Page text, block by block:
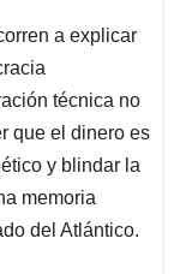
a explicar
técnica no
que el dinero es
y blindar la
memoria
del Atlántico.